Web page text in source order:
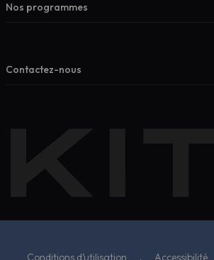
Nos programmes
Contactez-nous
Conditions d’utilisation . Accessibilité